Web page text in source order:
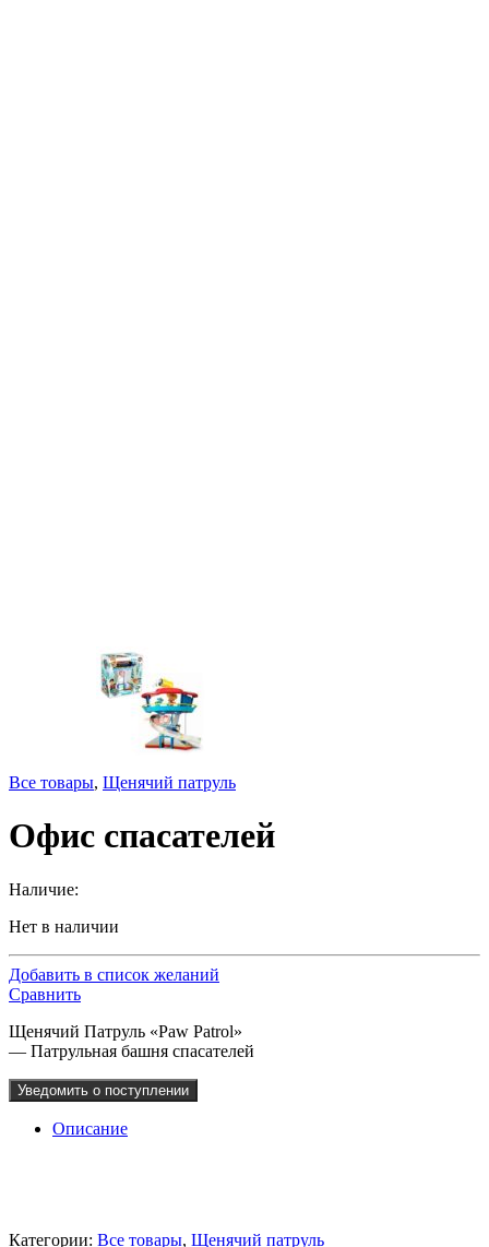
Все товары, Щенячий патруль
Офис спасателей
Наличие:
Нет в наличии
Добавить в список желаний
Сравнить
Щенячий Патруль «Paw Patrol»
— Патрульная башня спасателей
Уведомить о поступлении
Описание
Категории: Все товары, Щенячий патруль